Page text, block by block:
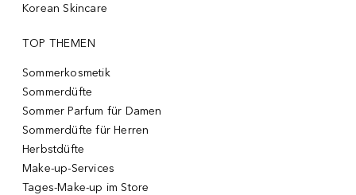
Korean Skincare
TOP THEMEN
Sommerkosmetik
Sommerdüfte
Sommer Parfum für Damen
Sommerdüfte für Herren
Herbstdüfte
Make-up-Services
Tages-Make-up im Store